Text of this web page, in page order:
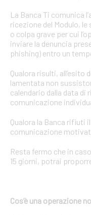
La Banca Ti comunica
ricezione del Modulo,
o colpa grave per cui
inviare la denuncia
phishing) entro un
Qualora risulti,
lamentata non
calendario dalla data di
comunicazione
Qualora la Banca rifiuti
comunicazione
Resta fermo che in
15 giorni, potrai
Cos’è una operazione